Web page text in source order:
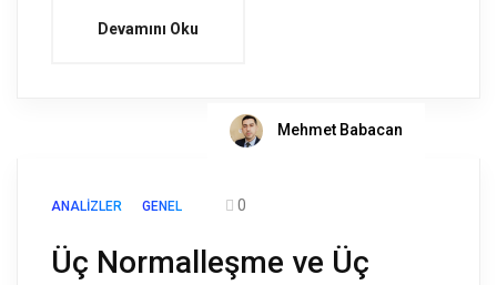
Devamını Oku
Mehmet Babacan
ANALIZLER GENEL 0
Üç Normalleşme ve Üç